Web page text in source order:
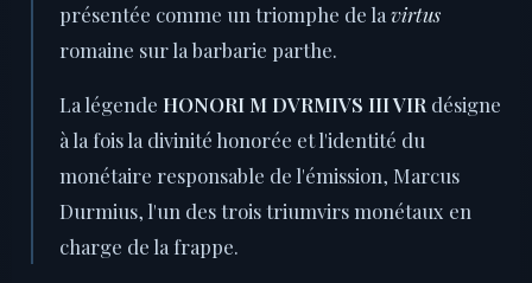
présentée comme un triomphe de lavirtus
romaine sur la barbarie parthe.
La légende HONORI M DVRMIVS III VIRdésigne
à la fois la divinité honorée et l'identité du
monétaire responsable de l'émission, Marcus
Durmius, l'un des trois triumvirs monétaux en
charge de la frappe.